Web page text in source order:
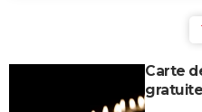
Carte